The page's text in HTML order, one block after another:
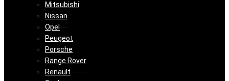
Mitsubishi
Nissan
Opel
Peugeot
Porsche
Range Rover
Renault